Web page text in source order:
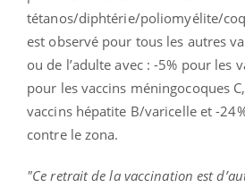
tétanos/diphtérie/poliomyélite/
est observé pour tous les autres
ou de l’adulte avec : -5% pour les
pour les vaccins méningocoques
vaccins hépatite B/varicelle et -
contre le zona.
"Ce retrait de la vaccination est